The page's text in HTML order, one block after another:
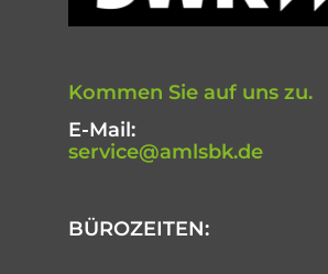
Kommen Sie auf uns zu.
E-Mail:
service@amlsbk.de
BÜROZEITEN: